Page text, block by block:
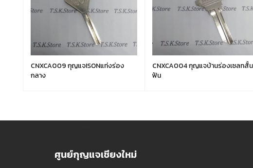
CNXCA009 กุญแจISONแท่งร่อง
กลาง
CNXCA004 กุญแจบ้านร่องเซลทสั้น 5
ฟัน
ศูนย์กุญแจเชียงใหม่